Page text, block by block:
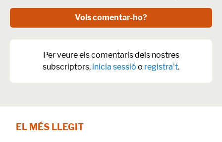
Vols comentar-ho?
Per veure els comentaris dels nostres
subscriptors, inicia sessió o registra't.
EL MÉS LLEGIT